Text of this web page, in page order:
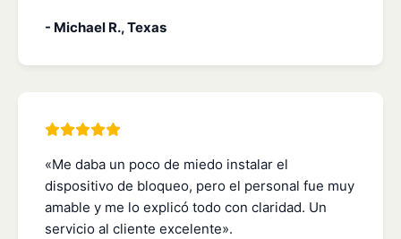
- Michael R., Texas
«Me daba un poco de miedo instalar el
dispositivo de bloqueo, pero el personal fue muy
amable y me lo explicó todo con claridad. Un
servicio al cliente excelente».